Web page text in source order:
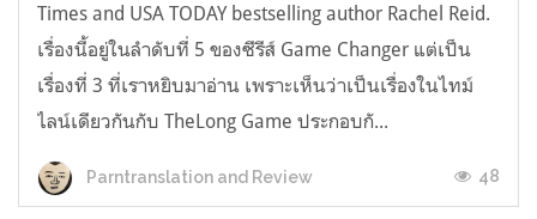
Times and USA TODAY bestselling author Rachel Reid.
เรื่องนี้อยู่ในลำดับที่ 5 ของซีรีส์ Game Changer แต่เป็น
เรื่องที่ 3 ที่เราหยิบมาอ่าน เพราะเห็นว่าเป็นเรื่องในไทม์
ไลน์เดียวกันกับ TheLong Game ประกอบกั...
Parntranslation and Review 48